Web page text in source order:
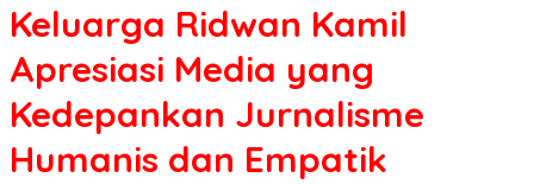
Keluarga Ridwan Kamil
Apresiasi Media yang
Kedepankan Jurnalisme
Humanis dan Empatik